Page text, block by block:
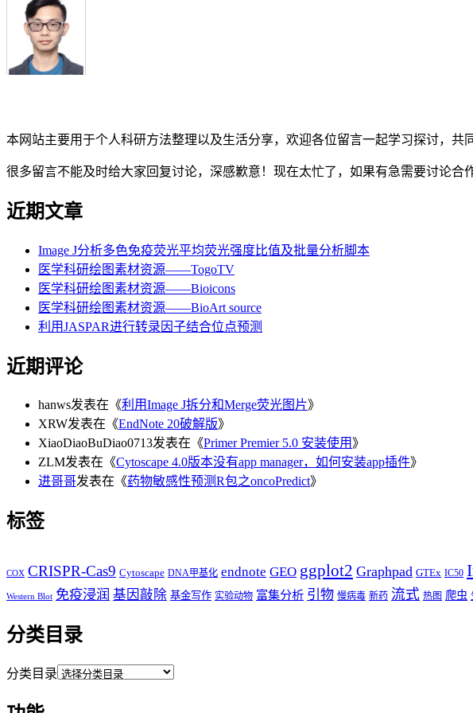
本网站主要用于个人科研方法整理以及生活分享，欢迎各位留言一起学习探讨，共
很多留言不能及时给大家回复讨论，深感歉意！现在太忙了，如果有急需要讨论合
近期文章
Image J分析多色免疫荧光平均荧光强度比值及批量分析脚本
医学科研绘图素材资源——TogoTV
医学科研绘图素材资源——Bioicons
医学科研绘图素材资源——BioArt source
利用JASPAR进行转录因子结合位点预测
近期评论
hanws发表在《利用Image J拆分和Merge荧光图片》
XRW发表在《EndNote 20破解版》
XiaoDiaoBuDiao0713发表在《Primer Premier 5.0 安装使用 》
ZLM发表在《Cytoscape 4.0版本没有app manager，如何安装app插件》
进哥哥发表在《药物敏感性预测R包之oncoPredict》
标签
COX CRISPR-Cas9 Cytoscape DNA甲基化 endnote GEO ggplot2 Graphpad GTEx IC50
Western Blot 免疫浸润 基因敲除 基金写作 实验动物 富集分析 引物 慢病毒 新药 流式 热图 爬虫
分类目录
分类目录